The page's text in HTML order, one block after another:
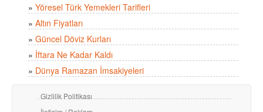
» Yöresel Türk Yemekleri Tarifleri
» Altın Fiyatları
» Güncel Döviz Kurları
» İftara Ne Kadar Kaldı
» Dünya Ramazan İmsakiyeleri
Gizlilik Politikası